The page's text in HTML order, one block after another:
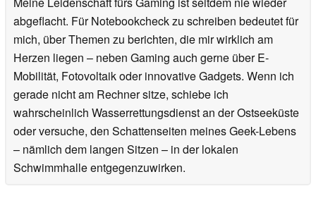
abgeflacht. Für Notebookcheck zu schreiben bedeutet für
mich, über Themen zu berichten, die mir wirklich am
Herzen liegen – neben Gaming auch gerne über E-
Mobilität, Fotovoltaik oder innovative Gadgets. Wenn ich
gerade nicht am Rechner sitze, schiebe ich
wahrscheinlich Wasserrettungsdienst an der Ostseeküste
oder versuche, den Schattenseiten meines Geek-Lebens
– nämlich dem langen Sitzen – in der lokalen
Schwimmhalle entgegenzuwirken.